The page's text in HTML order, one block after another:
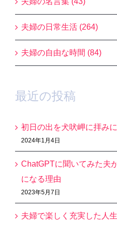
夫婦の日常生活 (264)
夫婦の自由な時間 (84)
最近の投稿
初日の出を犬吠岬に拝み
2024年1月4日
ChatGPTに聞いてみた夫
になる理由
2023年5月7日
夫婦で楽しく充実した人